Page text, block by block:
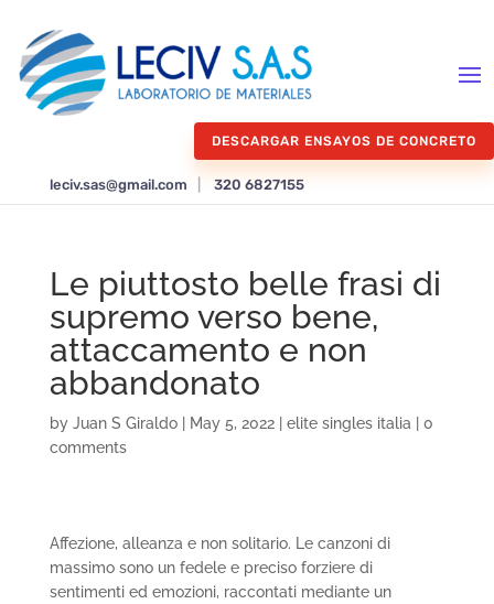
DESCARGAR ENSAYOS DE CONCRETO
leciv.sas@gmail.com 320 6827155
Le piuttosto belle frasi di
supremo verso bene,
attaccamento e non
abbandonato
by Juan S Giraldo| May 5, 2022| elite singles italia
0
comments
Affezione, alleanza e non solitario. Le canzoni di
massimo sono un fedele e preciso forziere di
sentimenti ed emozioni, raccontati mediante un